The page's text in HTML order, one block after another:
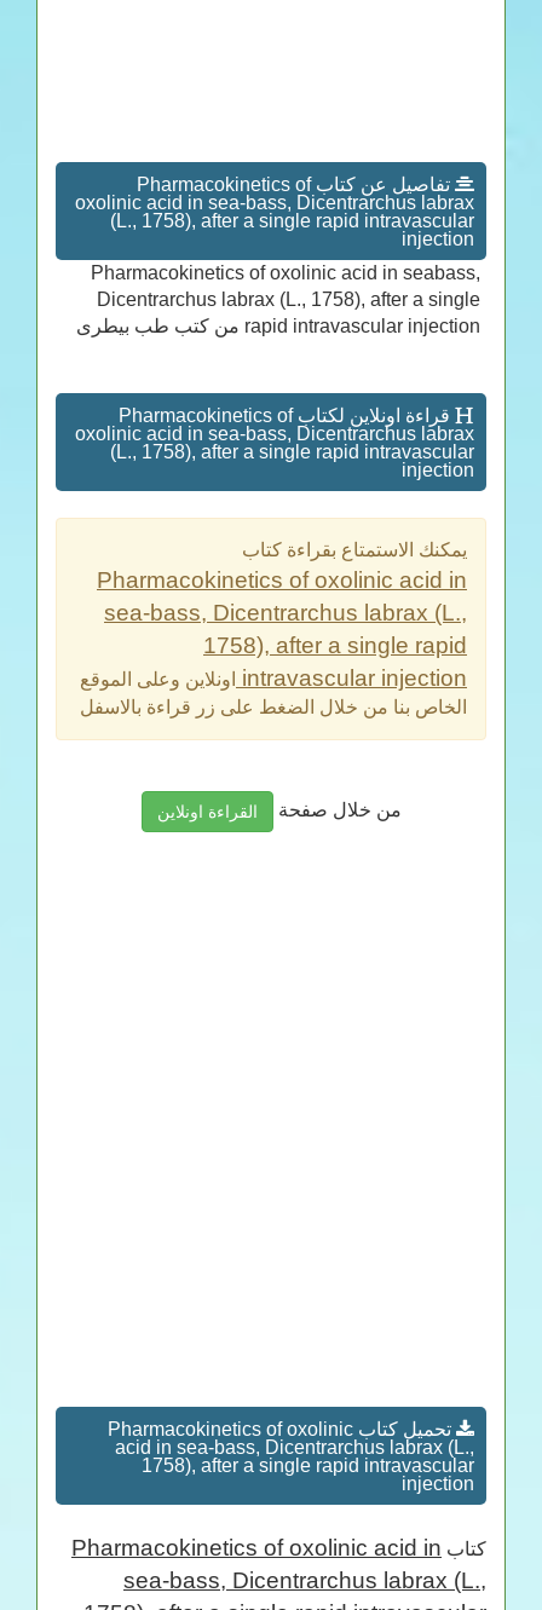
تفاصيل عن كتاب Pharmacokinetics of
oxolinic acid in sea-bass, Dicentrarchus labrax
(L., 1758), after a single rapid intravascular
injection
Pharmacokinetics of oxolinic acid in seabass,
Dicentrarchus labrax (L., 1758), after a single
rapid intravascular injection من كتب طب بيطرى
قراءة اونلاين لكتاب Pharmacokinetics of
oxolinic acid in sea-bass, Dicentrarchus labrax
(L., 1758), after a single rapid intravascular
injection
يمكنك الاستمتاع بقراءة كتاب
Pharmacokinetics of oxolinic acid in
sea-bass, Dicentrarchus labrax (L.,
1758), after a single rapid
intravascular injection
اونلاين وعلى الموقع
الخاص بنا من خلال الضغط على زر قراءة بالاسفل
من خلال صفحة القراءة اونلاين
تحميل كتاب Pharmacokinetics of oxolinic
acid in sea-bass, Dicentrarchus labrax (L.,
1758), after a single rapid intravascular
injection
كتاب Pharmacokinetics of oxolinic acid in
sea-bass, Dicentrarchus labrax (L.,